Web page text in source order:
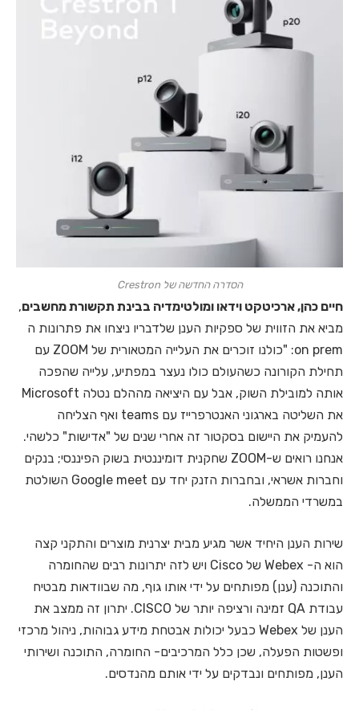
הסדרה החדשה של Crestron
חיים כהן, ארכיטקט וידאו ומולטימדיה בבינת תקשורת מחשבים,
מביא את הזווית של ספקיות הענן שלדבריו ניצחו את פתרונות ה
on prem: "כולנו זוכרים את העלייה המטאורית של ZOOM עם
תחילת הקורונה כשהעולם כולו נעצר במפתיע, עלייה שהפכה
אותה למובילת השוק, אבל עם היציאה מההלם נטלה Microsoft
את השליטה בארגוני האנטרפרייז עם teams ואף הצליחה
להעמיק את היישום בסקטור זה אחרי שנים של "אדישות" כלשהי.
אנחנו רואים ש-ZOOM שחקנית דומיננטית בשוק הפיננסי; בנקים
וחברות אשראי, ובחברות הזנק יחד עם Google meet השולטת
במשרדי הממשלה.
שירות הענן היחיד אשר מגיע מבית יצרנית מוצרים והתקני קצה
הוא ה- Webex של Cisco ויש לזה יתרונות רבים שהחומרה
והתוכנה (ענן) מפותחים על ידי אותו גוף, מה שבוודאות מבטיח
עבודת QA זמינה ורציפה יותר של CISCO. יתרון זה ממצב את
הענן של Webex כבעל יכולות אבטחת מידע גבוהות, ניהול מרכזי
ופשטות הפעלה, שכן כלל המרכיבים- החומרה, התוכנה ושירותי
הענן, מפותחים ונבדקים על ידי אותם מהנדסים.